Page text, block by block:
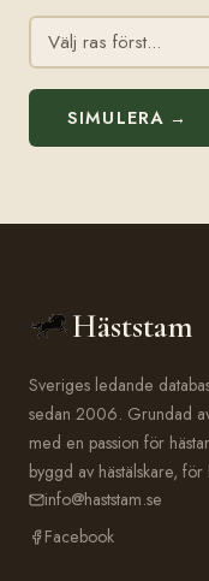
SIMULERA →
Häststam
Sveriges ledande
sedan 2006. Grundad
med en passion för
byggd av hästälskare, för
info@haststam.se
Facebook